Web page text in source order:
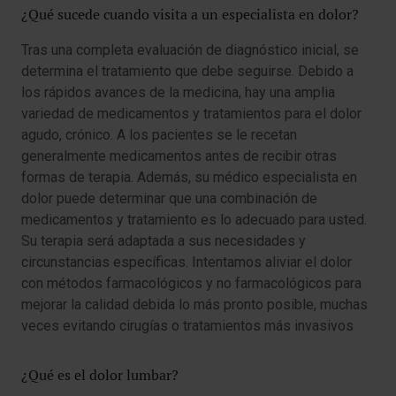
¿Qué sucede cuando visita a un especialista en dolor?
Tras una completa evaluación de diagnóstico inicial, se
determina el tratamiento que debe seguirse. Debido a
los rápidos avances de la medicina, hay una amplia
variedad de medicamentos y tratamientos para el dolor
agudo, crónico. A los pacientes se le recetan
generalmente medicamentos antes de recibir otras
formas de terapia. Además, su médico especialista en
dolor puede determinar que una combinación de
medicamentos y tratamiento es lo adecuado para usted.
Su terapia será adaptada a sus necesidades y
circunstancias específicas. Intentamos aliviar el dolor
con métodos farmacológicos y no farmacológicos para
mejorar la calidad debida lo más pronto posible, muchas
veces evitando cirugías o tratamientos más invasivos
¿Qué es el dolor lumbar?